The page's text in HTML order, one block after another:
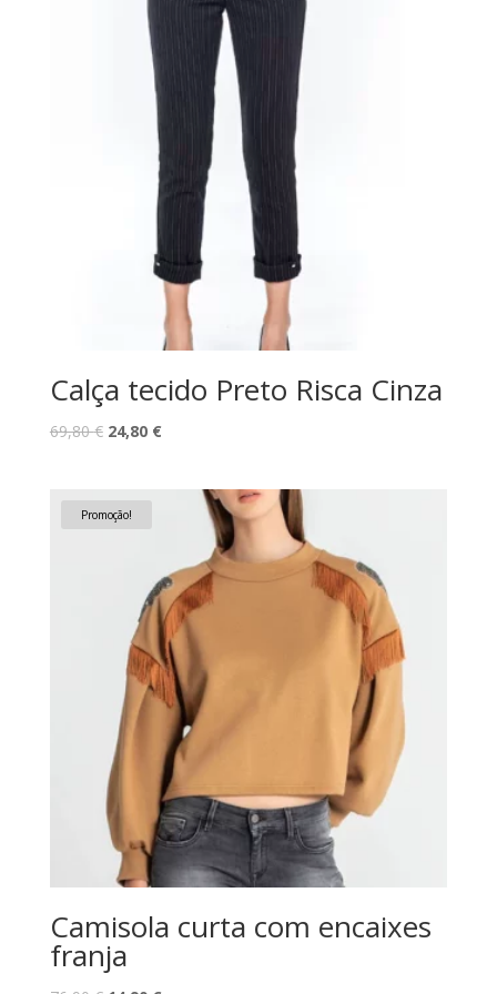
Calça tecido Preto Risca Cinza
69,80€ O
era:
24,80 €O
24,80 €.
Promoção!
Camisola curta com encaixes
franja